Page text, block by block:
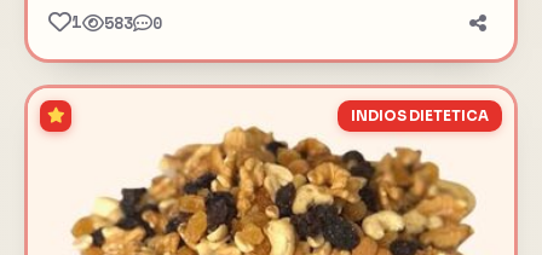
1 583 0
INDIOS DIETETICA